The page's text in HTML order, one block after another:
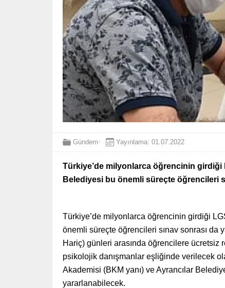
Gündem Yayınlama: 01.07.2022
Türkiye’de milyonlarca öğrencinin girdiği
Belediyesi bu önemli süreçte öğrencileri
Türkiye’de milyonlarca öğrencinin girdiği
önemli süreçte öğrencileri sınav sonrası da
Hariç) günleri arasında öğrencilere
psikolojik danışmanlar eşliğinde verilecek
Akademisi (BKM yanı) ve Ayrancılar
yararlanabilecek.